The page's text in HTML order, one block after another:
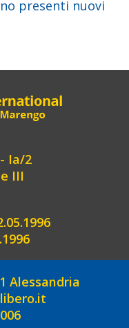
presenti nuovi
Ia/2
III
Alessandria